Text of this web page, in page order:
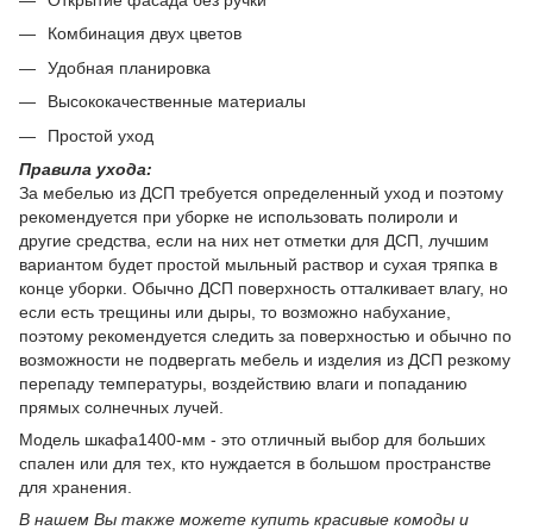
Комбинация двух цветов
Удобная планировка
Высококачественные материалы
Простой уход
Правила ухода:
За мебелью из ДСП требуется определенный уход и поэтому
рекомендуется при уборке не использовать полироли и
другие средства, если на них нет отметки для ДСП, лучшим
вариантом будет простой мыльный раствор и сухая тряпка в
конце уборки. Обычно ДСП поверхность отталкивает влагу, но
если есть трещины или дыры, то возможно набухание,
поэтому рекомендуется следить за поверхностью и обычно по
возможности не подвергать мебель и изделия из ДСП резкому
перепаду температуры, воздействию влаги и попаданию
прямых солнечных лучей.
Модель шкафа1400-мм - это отличный выбор для больших
спален или для тех, кто нуждается в большом пространстве
для хранения.
В нашем Вы также можете купить красивые комоды и